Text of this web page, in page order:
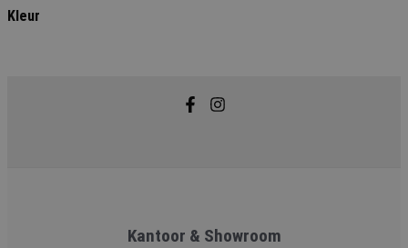
Kleur
Kantoor & Showroom